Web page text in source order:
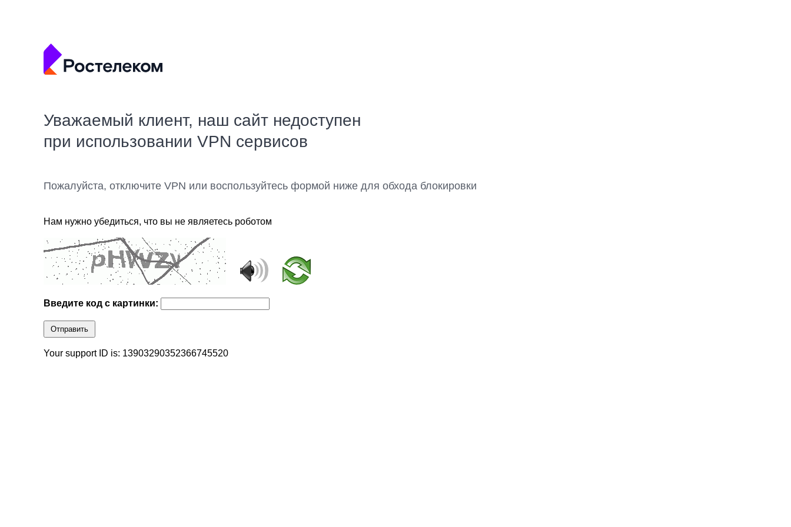
Уважаемый клиент, наш сайт недоступен
при использовании VPN сервисов
Пожалуйста, отключите VPN или воспользуйтесь формой ниже для обхода блокировки
Нам нужно убедиться, что вы не являетесь роботом
Введите код с картинки:
Отправить
Your support ID is: 13903290352366745520